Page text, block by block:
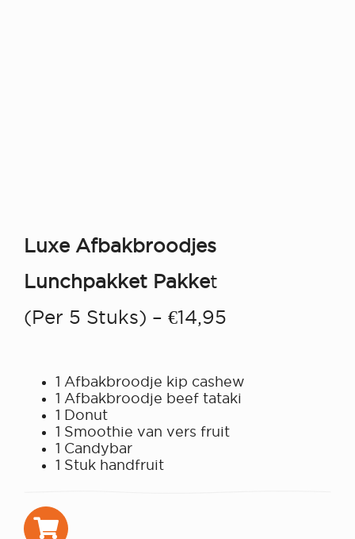
Luxe Afbakbroodjes
Lunchpakket PakkeT
(per 5 Stuks) – €14,95
1 Afbakbroodje kip cashew
1 Afbakbroodje beef tataki
1 Donut
1 Smoothie van vers fruit
1 Candybar
1 Stuk handfruit